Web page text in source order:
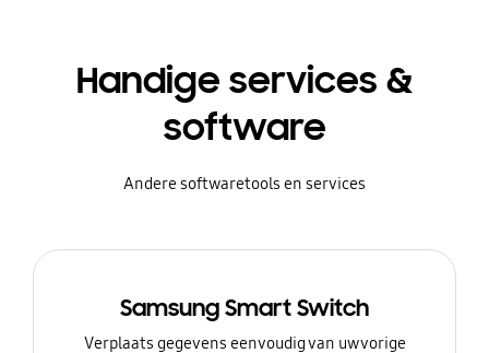
Handige services &
software
Andere softwaretools en services
Samsung Smart Switch
Verplaats gegevens eenvoudig van uw vorige